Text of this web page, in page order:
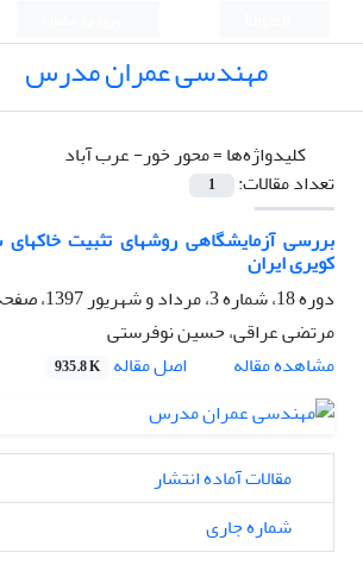
مهندسی عمران مدرس
کلیدواژه‌ها =محور خور- عرب آباد
تعداد مقالات:
1
بررسی آزمایشگاهی روشهای تثبیت خاکهای
کویری ایران
دوره 18، شماره 3، مرداد و شهریور 1397، صفحه
مرتضی عراقی، حسین نوفرستی
مشاهده مقاله
اصل مقاله 935.8 K
مقالات آماده انتشار
شماره جاری